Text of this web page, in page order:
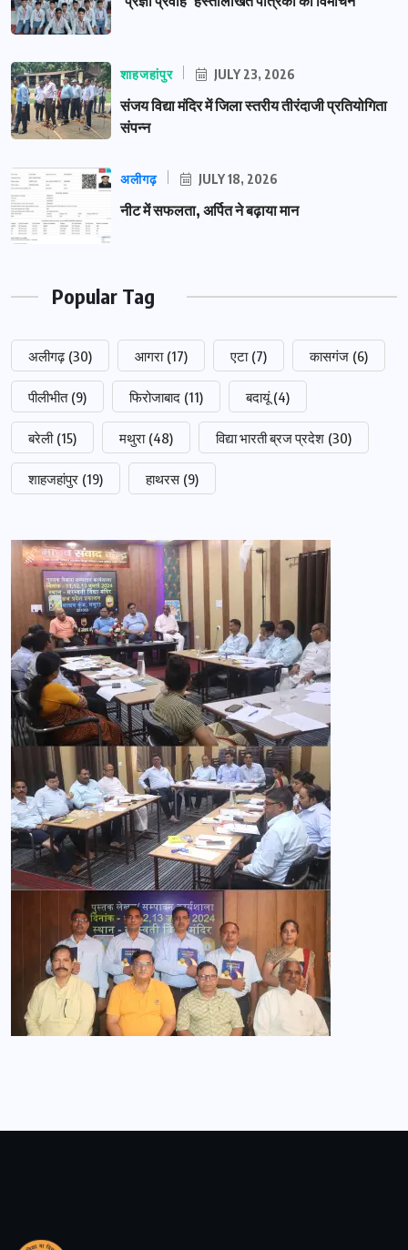
शाहजहांपुर JULY 23, 2026
संजय विद्या मंदिर में जिला स्तरीय तीरंदाजी प्रतियोगिता
संपन्न
अलीगढ़ JULY 18, 2026
नीट में सफलता, अर्पित ने बढ़ाया मान
Popular Tag
अलीगढ़ (30) आगरा (17) एटा (7) कासगंज (6)
पीलीभीत (9) फिरोजाबाद (11) बदायूं (4)
बरेली (15) मथुरा (48) विद्या भारती ब्रज प्रदेश (30)
शाहजहांपुर (19) हाथरस (9)